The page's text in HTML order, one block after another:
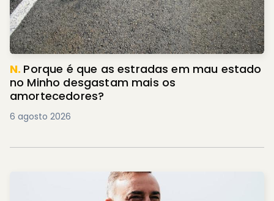
N. Porque é que as estradas em mau estado
no Minho desgastam mais os
amortecedores?
6 agosto 2026